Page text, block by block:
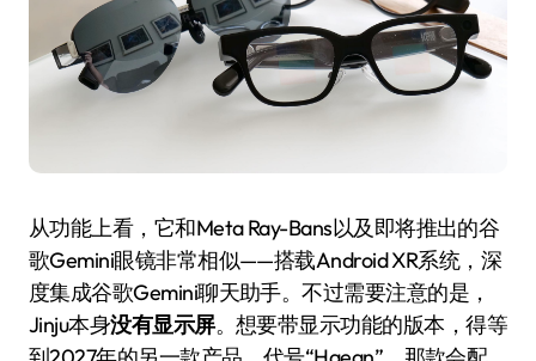
从功能上看，它和Meta Ray-Bans以及即将推出的谷
歌Gemini眼镜非常相似——搭载Android XR系统，深
度集成谷歌Gemini聊天助手。不过需要注意的是，
Jinju本身没有显示屏。想要带显示功能的版本，得等